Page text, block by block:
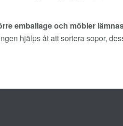
emballage och möbler
hjälps åt att sortera sopor,